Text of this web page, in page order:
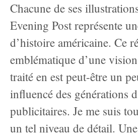
Chacune de ses
Evening Post représente
d’histoire américaine. Ce
emblématique d’une
traité en est peut-être un
influencé des générations
publicitaires. Je me suis
un tel niveau de détail.